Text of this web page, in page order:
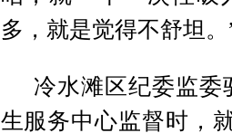
多，就是觉得不舒坦。
冷水滩区纪委监
生服务中心监督时，